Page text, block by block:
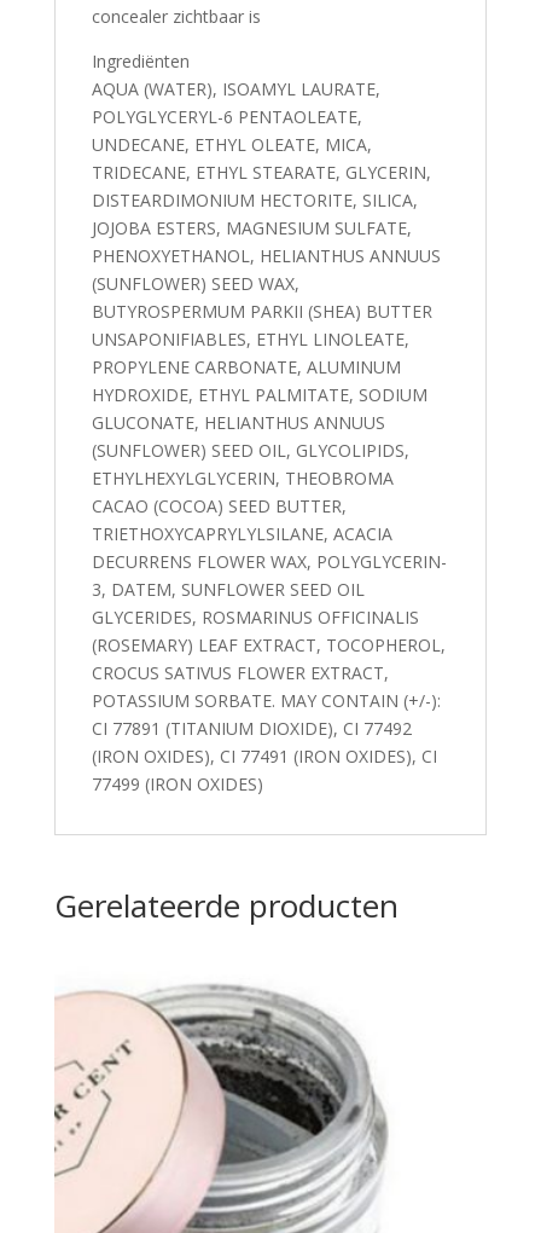
concealer zichtbaar is
Ingrediënten
AQUA (WATER), ISOAMYL LAURATE,
POLYGLYCERYL-6 PENTAOLEATE,
UNDECANE, ETHYL OLEATE, MICA,
TRIDECANE, ETHYL STEARATE, GLYCERIN,
DISTEARDIMONIUM HECTORITE, SILICA,
JOJOBA ESTERS, MAGNESIUM SULFATE,
PHENOXYETHANOL, HELIANTHUS ANNUUS
(SUNFLOWER) SEED WAX,
BUTYROSPERMUM PARKII (SHEA) BUTTER
UNSAPONIFIABLES, ETHYL LINOLEATE,
PROPYLENE CARBONATE, ALUMINUM
HYDROXIDE, ETHYL PALMITATE, SODIUM
GLUCONATE, HELIANTHUS ANNUUS
(SUNFLOWER) SEED OIL, GLYCOLIPIDS,
ETHYLHEXYLGLYCERIN, THEOBROMA
CACAO (COCOA) SEED BUTTER,
TRIETHOXYCAPRYLYLSILANE, ACACIA
DECURRENS FLOWER WAX, POLYGLYCERIN-
3, DATEM, SUNFLOWER SEED OIL
GLYCERIDES, ROSMARINUS OFFICINALIS
(ROSEMARY) LEAF EXTRACT, TOCOPHEROL,
CROCUS SATIVUS FLOWER EXTRACT,
POTASSIUM SORBATE. MAY CONTAIN (+/-):
CI 77891 (TITANIUM DIOXIDE), CI 77492
(IRON OXIDES), CI 77491 (IRON OXIDES), CI
77499 (IRON OXIDES)
Gerelateerde producten